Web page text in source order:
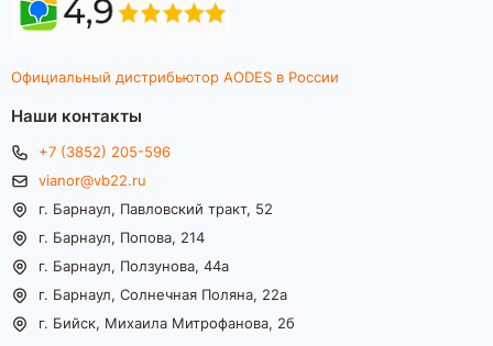
Официальный дистрибьютор AODES в России
Наши контакты
+7 (3852) 205-596
vianor@vb22.ru
г. Барнаул, Павловский тракт, 52
г. Барнаул, Попова, 214
г. Барнаул, Ползунова, 44а
г. Барнаул, Солнечная Поляна, 22а
г. Бийск, Михаила Митрофанова, 2б